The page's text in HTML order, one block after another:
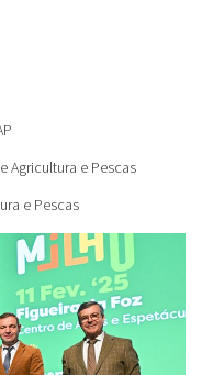
Agricultura e Pescas
e Pescas